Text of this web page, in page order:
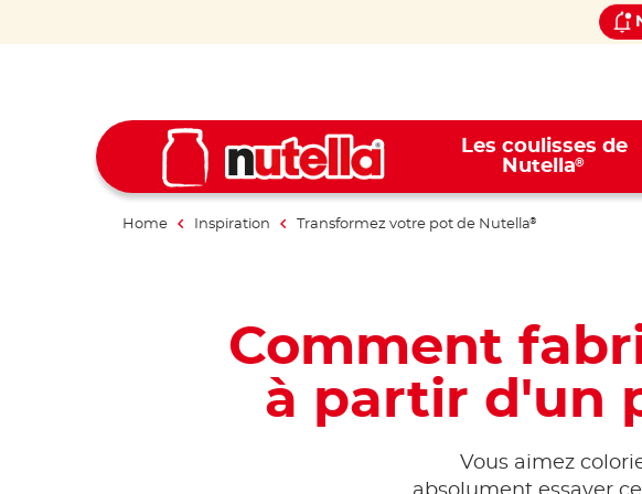
Les coulisses de
Nutella®
Home Inspiration Transformez votre pot de Nutella®
Comment
à partir d'un
Vous aimez